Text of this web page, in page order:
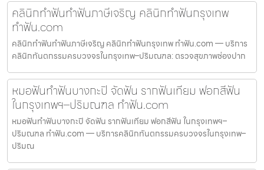
คลินิกทำฟันทำฟันภาษีเจริญ คลินิกทำฟันกรุงเทพ
ทำฟัน.com
คลินิกทำฟันทำฟันภาษีเจริญ คลินิกทำฟันกรุงเทพ ทำฟัน.com — บริการ
คลินิกทันตกรรมครบวงจรในกรุงเทพ–ปริมณฑล: ตรวจสุขภาพช่องปาก
หมอฟันทำฟันบางกะปิ จัดฟัน รากฟันเทียม ฟอกสีฟัน
ในกรุงเทพฯ–ปริมณฑล ทำฟัน.com
หมอฟันทำฟันบางกะปิ จัดฟัน รากฟันเทียม ฟอกสีฟัน ในกรุงเทพฯ–
ปริมณฑล ทำฟัน.com — บริการคลินิกทันตกรรมครบวงจรในกรุงเทพ–
ปริมณ